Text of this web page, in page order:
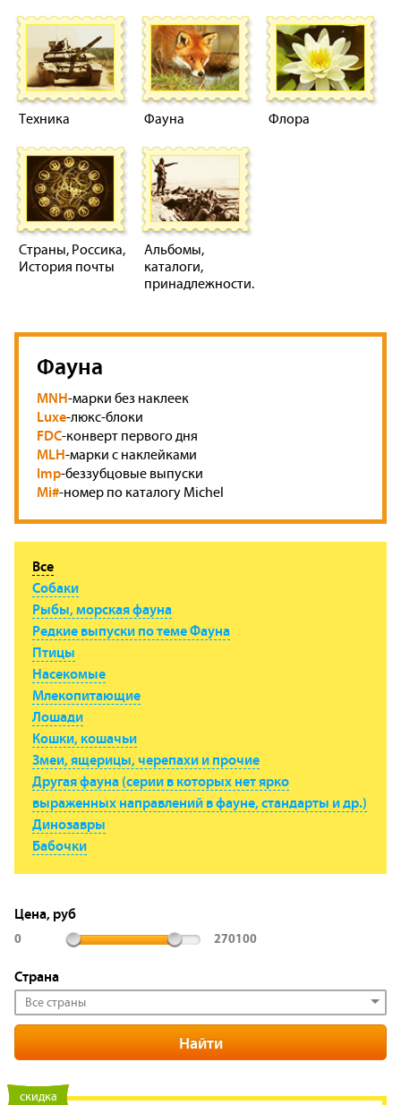
Техника Фауна Флора
Страны, Россика,
История почты
Альбомы,
каталоги,
принадлежности.
Фауна
MNH-марки без наклеек
Luxe-люкс-блоки
FDC-конверт первого дня
MLH-марки с наклейками
Imp-беззубцовые выпуски
Mi#-номер по каталогу Michel
Все
Собаки
Рыбы, морская фауна
Редкие выпуски по теме Фауна
Птицы
Насекомые
Млекопитающие
Лошади
Кошки, кошачьи
Змеи, ящерицы, черепахи и прочие
Другая фауна (серии в которых нет ярко
выраженных направлений в фауне, стандарты и др.)
Динозавры
Бабочки
Цена, руб
0 270100
Страна
Все страны
новинка
скидка